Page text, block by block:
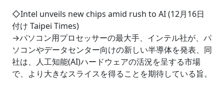
◇Intel unveils new chips amid rush to AI (12月16日
付け Taipei Times)
→パソコン用プロセッサーの最大手、インテル社が、パ
ソコンやデータセンター向けの新しい半導体を発表、同
社は、人工知能(AI)ハードウェアの活況を呈する市場
で、より大きなスライスを得ることを期待している旨。